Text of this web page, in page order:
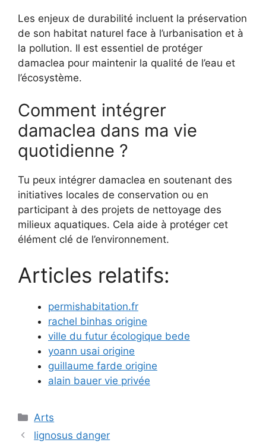
Les enjeux de durabilité incluent la préservation
de son habitat naturel face à l’urbanisation et à
la pollution. Il est essentiel de protéger
damaclea pour maintenir la qualité de l’eau et
l’écosystème.
Comment intégrer
damaclea dans ma vie
quotidienne ?
Tu peux intégrer damaclea en soutenant des
initiatives locales de conservation ou en
participant à des projets de nettoyage des
milieux aquatiques. Cela aide à protéger cet
élément clé de l’environnement.
Articles relatifs:
permishabitation.fr
rachel binhas origine
ville du futur écologique bede
yoann usai origine
guillaume farde origine
alain bauer vie privée
Catégories
Arts
lignosus danger